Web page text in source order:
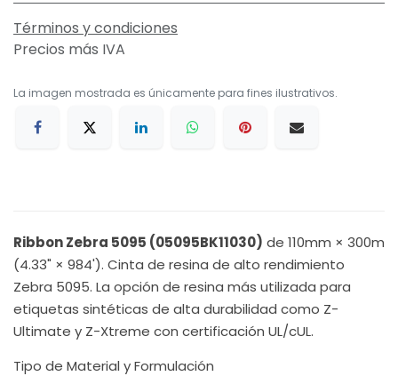
Términos y condiciones
Precios más IVA
La imagen mostrada es únicamente para fines ilustrativos.
Ribbon Zebra 5095 (05095BK11030) de 110mm × 300m
(4.33" × 984'). Cinta de resina de alto rendimiento
Zebra 5095. La opción de resina más utilizada para
etiquetas sintéticas de alta durabilidad como Z-
Ultimate y Z-Xtreme con certificación UL/cUL.
Tipo de Material y Formulación